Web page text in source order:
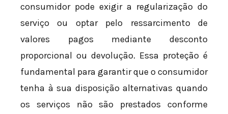
consumidor pode exigir a regularização do
serviço ou optar pelo ressarcimento de
valores pagos mediante desconto
proporcional ou devolução. Essa proteção é
fundamental para garantir que o consumidor
tenha à sua disposição alternativas quando
os serviços não são prestados conforme